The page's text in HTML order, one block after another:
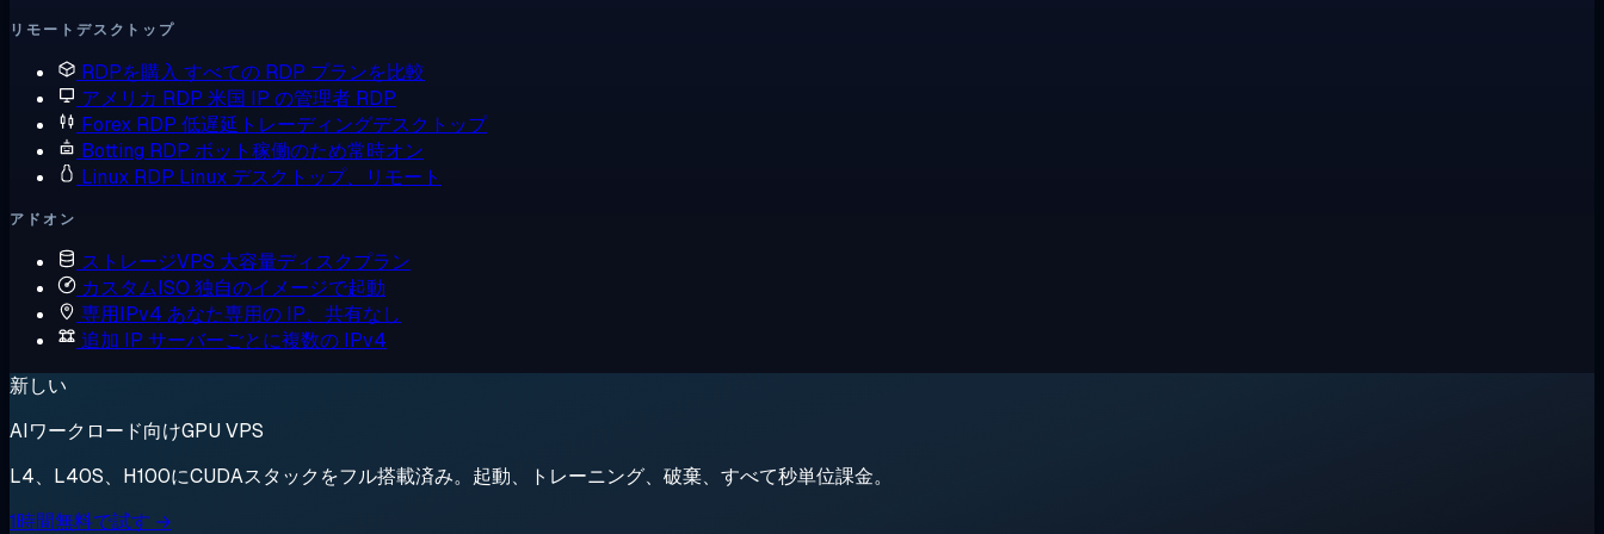
リモートデスクトップ
RDPを購入 すべての RDP プランを比較
アメリカ RDP 米国 IP の管理者 RDP
Forex RDP 低遅延トレーディングデスクトップ
Botting RDP ボット稼働のため常時オン
Linux RDP Linux デスクトップ、リモート
アドオン
ストレージVPS 大容量ディスクプラン
カスタムISO 独自のイメージで起動
専用IPv4 あなた専用の IP、共有なし
追加 IP サーバーごとに複数の IPv4
新しい
AIワークロード向けGPU VPS
L4、L40S、H100にCUDAスタックをフル搭載済み。起動、トレーニング、破棄、すべて秒単位課金。
1時間無料で試す →